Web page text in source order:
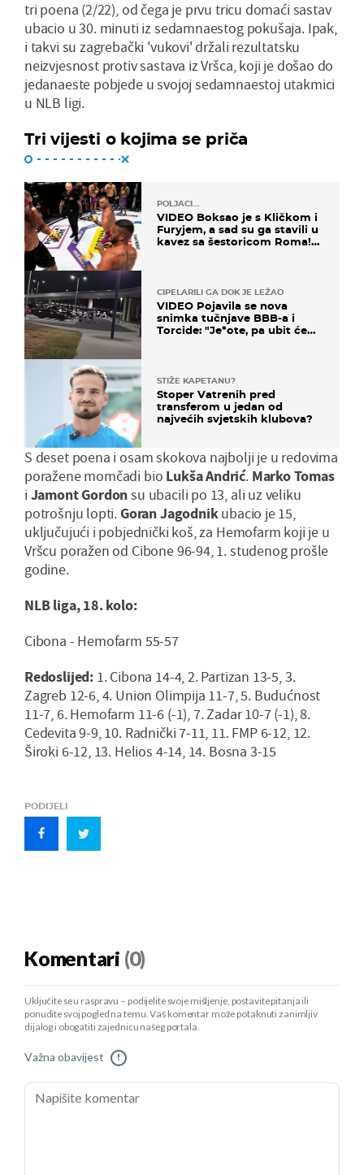
tri poena (2/22), od čega je prvu tricu domaći sastav
ubacio u 30. minuti iz sedamnaestog pokušaja. Ipak,
i takvi su zagrebački 'vukovi' držali rezultatsku
neizvjesnost protiv sastava iz Vršca, koji je došao do
jedanaeste pobjede u svojoj sedamnaestoj utakmici
u NLB ligi.
Tri vijesti o kojima se priča
POLJACI...
VIDEO Boksao je s Kličkom i
Furyjem, a sad su ga stavili u
kavez sa šestoricom Roma!
CIPELARILI GA DOK JE LEŽAO
VIDEO Pojavila se nova
snimka tučnjave BBB-a i
Torcide: "Je*ote, pa ubit će
STIŽE KAPETANU?
Stoper Vatrenih pred
transferom u jedan od
najvećih svjetskih klubova?
S deset poena i osam skokova najbolji je u redovima
poražene momčadi bio Lukša Andrić. Marko Tomas
i Jamont Gordonsu ubacili po 13, ali uz veliku
potrošnju lopti.Goran Jagodnikubacio je 15,
uključujući i pobjednički koš, za Hemofarm koji je u
Vršcu poražen od Cibone 96-94, 1. studenog prošle
godine.
NLB liga, 18. kolo:
Cibona - Hemofarm 55-57
Redoslijed: 1. Cibona 14-4, 2. Partizan 13-5, 3.
Zagreb 12-6, 4. Union Olimpija 11-7, 5. Budućnost
11-7, 6. Hemofarm 11-6 (-1), 7. Zadar 10-7 (-1), 8.
Cedevita 9-9, 10. Radnički 7-11, 11. FMP 6-12, 12.
Široki 6-12, 13. Helios 4-14, 14. Bosna 3-15
PODIJELI
Komentari (0)
Uključite se u raspravu – podijelite svoje mišljenje, postavite pitanja ili
ponudite svoj pogled na temu. Vaš komentar može potaknuti zanimljiv
dijalog i obogatiti zajednicu našeg portala.
Važna obavijest !